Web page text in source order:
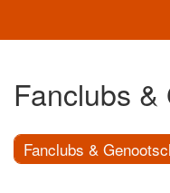
Fanclubs
Fanclubs &